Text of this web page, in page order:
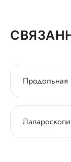
Продольная